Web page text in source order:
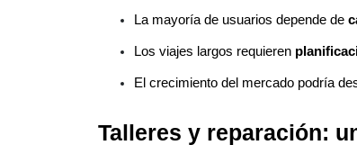
La mayoría de usuarios depende de
Los viajes largos requieren
El crecimiento del mercado podría
Talleres y reparación: